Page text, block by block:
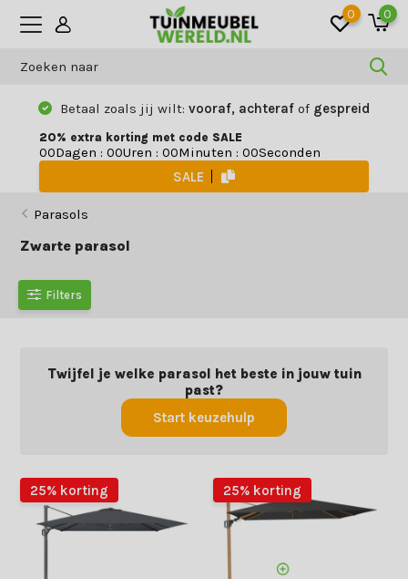
0 0
Betaal zoals jij wilt:vooraf, achterafof gespreid
20% extra korting met code SALE
00Dagen : 00Uren : 00Minuten : 00Seconden
SALE
Parasols
Zwarte parasol
Filters
Twijfel je welke parasol het beste in jouw tuin
past?
Start keuzehulp
25% korting 25% korting